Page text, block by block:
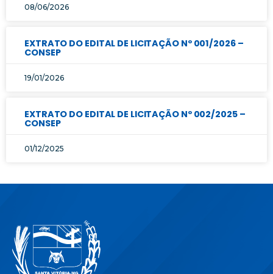
08/06/2026
EXTRATO DO EDITAL DE LICITAÇÃO Nº 001/2026 –
CONSEP
19/01/2026
EXTRATO DO EDITAL DE LICITAÇÃO Nº 002/2025 –
CONSEP
01/12/2025